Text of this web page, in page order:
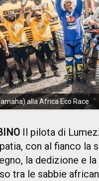
alla Africa Eco Race
Il pilota di
con al fianco la
la dedizione e
tra le sabbie